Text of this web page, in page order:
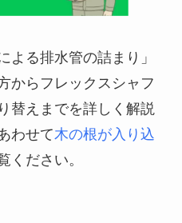
よる排水管の詰まり」
からフレックスシャフ
替えまでを詳しく解説
わせて木の根が入り込
ください。